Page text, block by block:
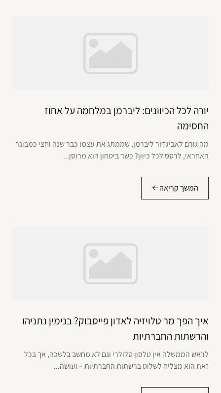
יורה לכל הכיוונים: ליברמן במלחמה על אחוז
החסימה
מה גורם לאביגדור ליברמן, שממתג את עצמו כבר שנה וחצי כמבוגר
האחראי, לרסס לכל כיוון? כשר ביטחון הוא מרוסן...
המשך קריאה
איך הפך מר טלויזיה לאדון פייסבוק? בנימין נתניהו
והרשתות החברתיות
לראש הממשלה אין טלפון סלולרי וגם לא מחשב בלשכה, אך בכל
זאת הוא מצליח לשלוט ברשתות החברתיות – ועושה...